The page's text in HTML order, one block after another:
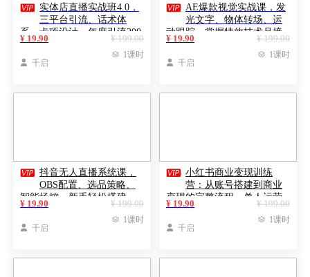
 实体店直播实战班4.0，
三平台引流、话术体
系、卡项设计，年度引流200
客月增10万
¥ 199.00
¥ 19.90
 千启
 1课时
 AE爆款视觉实战课，发
光文字、物体转场、运
动跟踪，掌握特效技术月接
单3万+
¥ 199.00
¥ 19.90
 千启
 1课时
 抖音无人直播系统课，
OBS配置、选品策略、
智能场控，新手轻松搭建，
日收益破千
¥ 199.00
¥ 19.90
 千启
 1课时
 小红书商业变现训练
营：从账号搭建到商业
变现的完整流程，单人运营
多店月利润10万
¥ 199.00
¥ 19.90
 千启
 1课时